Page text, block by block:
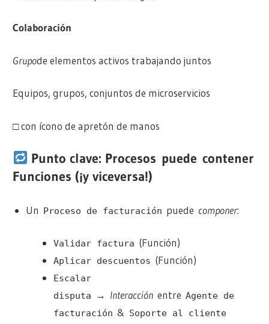
Colaboración
Grupode elementos activos trabajando juntos
Equipos, grupos, conjuntos de microservicios
□ con ícono de apretón de manos
Punto clave: Procesos puede contener
Funciones (¡y viceversa!)
Un Proceso de facturación puede componer:
Validar factura (Función)
Aplicar descuentos (Función)
Escalar
disputa
→ Interacción entreAgente de
facturación & Soporte al cliente